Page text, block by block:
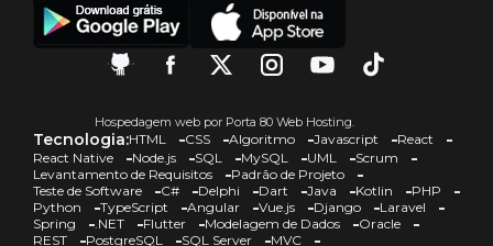
Hospedagem web por Porta 80 Web Hosting.
Tecnologia:HTML CSS Algoritmo Javascript
React
React Native
Node.js SQL MySQL UML
Scrum
Levantamento de Requisitos
Padrão de Projeto
Teste de Software
C# Delphi Dart Java Kotlin
PHP
Python
TypeScript Angular Vue.js Django
Laravel
Spring
.NET Flutter Modelagem de Dados
Oracle
REST
PostgreSQL SQL Server MVC